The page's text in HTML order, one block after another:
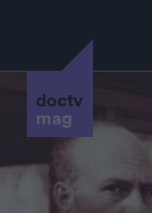
doctv
mag